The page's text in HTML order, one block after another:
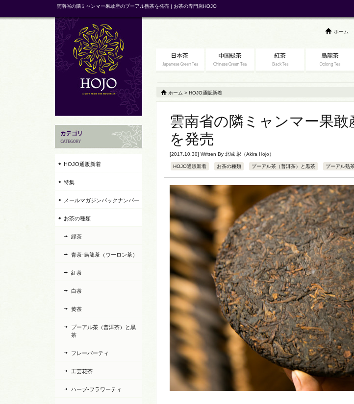
雲南省の隣ミャンマー果敢産のプーアル熟茶を発売 | お茶の専門店HOJO
ホーム
ホーム > HOJO通販新着
雲南省の隣ミャンマー果
を発売
[2017.10.30] Written By 北城 彰（Akira Hojo）
HOJO通販新着 お茶の種類 プーアル茶（普洱茶）と黒茶 プーアル熟
HOJO通販新着
特集
メールマガジンバックナンバー
お茶の種類
緑茶
青茶-烏龍茶（ウーロン茶）
紅茶
白茶
黄茶
プーアル茶（普洱茶）と黒
茶
フレーバーティ
工芸花茶
ハーブ-フラワーティ